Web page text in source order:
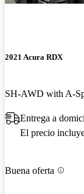
2021 Acura RDX
SH-AWD with A-
Entrega a
El precio
Buena oferta